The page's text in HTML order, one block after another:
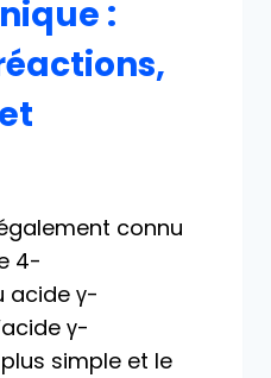
:
connu
4-
acide γ-
γ-
simple et le